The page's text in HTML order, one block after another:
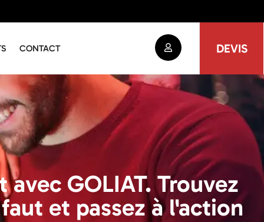
CONTACT DEVIS
GOLIAT. Trouvez
et passez à l'action